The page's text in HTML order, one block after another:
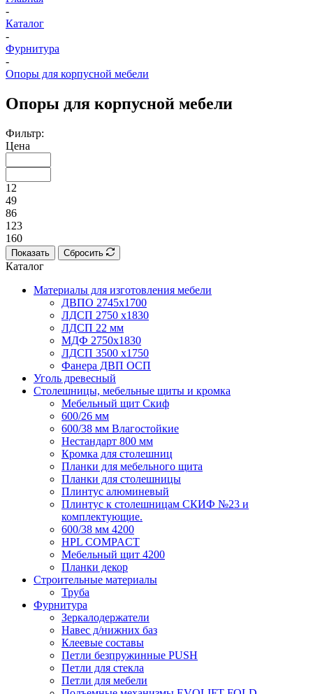
-
Каталог
-
Фурнитура
-
Опоры для корпусной мебели
Опоры для корпусной мебели
Фильтр:
Цена
12
49
86
123
160
Показать Сбросить
Каталог
Материалы для изготовления мебели
ДВПО 2745х1700
ЛДСП 2750 х1830
ЛДСП 22 мм
МДФ 2750х1830
ЛДСП 3500 х1750
Фанера ДВП ОСП
Уголь древесный
Столешницы, мебельные щиты и кромка
Мебельный щит Скиф
600/26 мм
600/38 мм Влагостойкие
Нестандарт 800 мм
Кромка для столешниц
Планки для мебельного щита
Планки для столешницы
Плинтус алюминевый
Плинтус к столешницам СКИФ №23 и
комплектующие.
600/38 мм 4200
HPL COMPACT
Мебельный щит 4200
Планки декор
Строительные материалы
Труба
Фурнитура
Зеркалодержатели
Навес д/нижних баз
Клеевые составы
Петли безпружинные PUSH
Петли для стекла
Петли для мебели